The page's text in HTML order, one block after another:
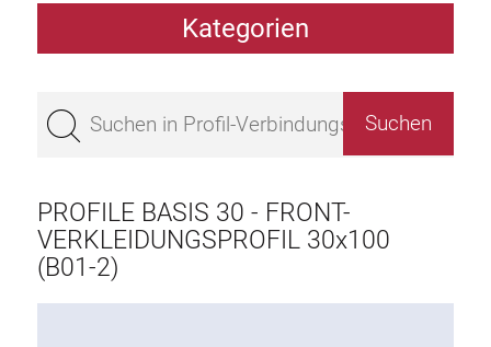
Kategorien
Bestseller
Profile Basis 45
Profile Basis 40
Profile Basis 30
Profile Basis 20
PROFILE BASIS 30 - FRONT-
VERKLEIDUNGSPROFIL 30x100
(B01-2)